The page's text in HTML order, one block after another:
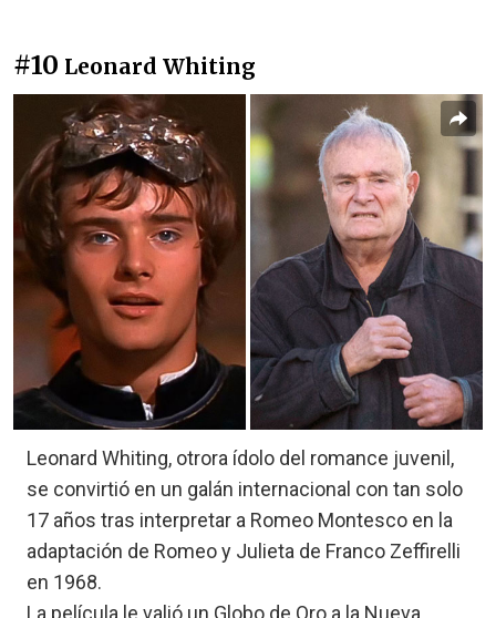
#10 Leonard Whiting
Leonard Whiting, otrora ídolo del romance juvenil,
se convirtió en un galán internacional con tan solo
17 años tras interpretar a Romeo Montesco en la
adaptación de Romeo y Julieta de Franco Zeffirelli
en 1968.
La película le valió un Globo de Oro a la Nueva